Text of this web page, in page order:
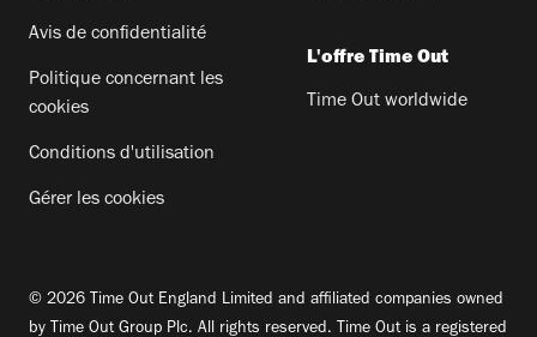
Avis de confidentialité
Politique concernant les
cookies
Conditions d'utilisation
Gérer les cookies
L'offre Time Out
Time Out worldwide
© 2026 Time Out England Limited and affiliated companies owned
by Time Out Group Plc. All rights reserved. Time Out is a registered